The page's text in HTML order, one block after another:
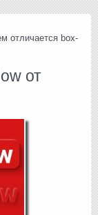
отличается box-
от